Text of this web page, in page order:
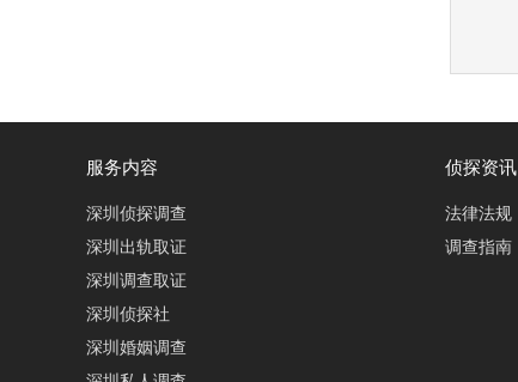
服务内容
深圳侦探调查
深圳出轨取证
深圳调查取证
深圳侦探社
深圳婚姻调查
侦探资讯
法律法规
调查指南